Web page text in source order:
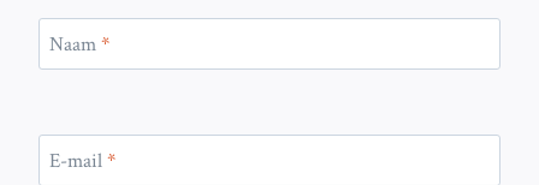
Naam*
E-mail*